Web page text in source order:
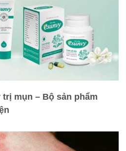
mụn – Bộ sản phẩm